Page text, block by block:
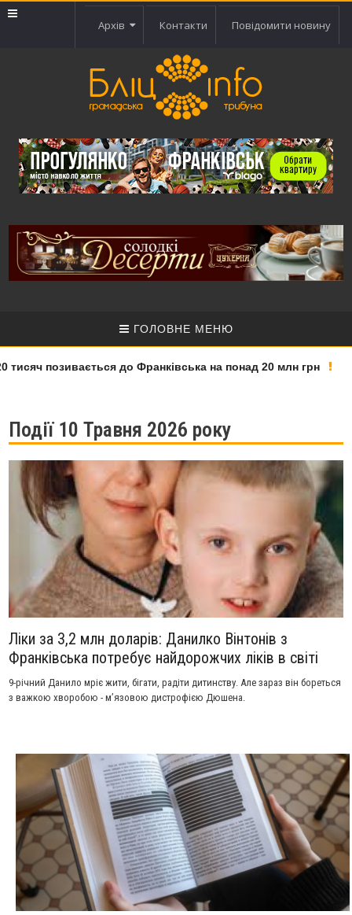
Архів Контакти Повідомити новину
ГОЛОВНЕ МЕНЮ
позивається до Франківська на понад 20 млн грн
Події 10 Травня 2026 року
Ліки за 3,2 млн доларів: Данилко Вінтонів з
Франківська потребує найдорожчих ліків в світі
9-річний Данило мріє жити, бігати, радіти дитинству. Але зараз він бореться
з важкою хворобою - м’язовою дистрофією Дюшена.